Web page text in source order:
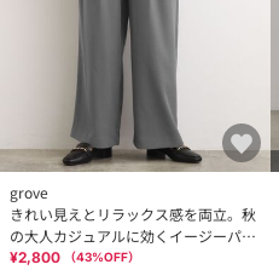
grove
きれい見えとリラックス感を両立。秋
の大人カジュアルに効くイージーパン
ツ
¥2,800 （43%OFF）